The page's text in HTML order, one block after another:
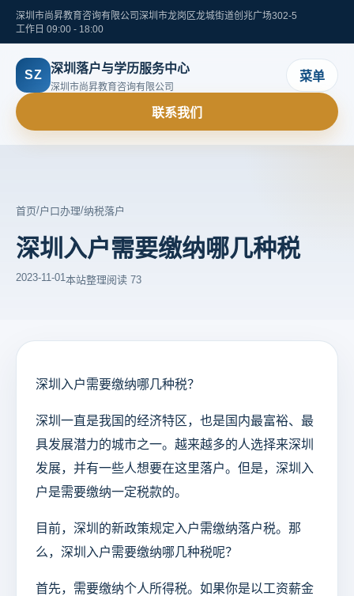
深圳市尚昇教育咨询有限公司 深圳市龙岗区龙城街道创兆广场302-5
工作日 09:00 - 18:00
SZ 深圳落户与学历服务中心
深圳市尚昇教育咨询有限公司
菜单
联系我们
首页/户口办理/纳税落户
深圳入户需要缴纳哪几种税
2023-11-01本站整理阅读 73
深圳入户需要缴纳哪几种税？
深圳一直是我国的经济特区，也是国内最富裕、最
具发展潜力的城市之一。越来越多的人选择来深圳
发展，并有一些人想要在这里落户。但是，深圳入
户是需要缴纳一定税款的。
目前，深圳的新政策规定入户需缴纳落户税。那
么，深圳入户需要缴纳哪几种税呢？
首先，需要缴纳个人所得税。如果你是以工资薪金